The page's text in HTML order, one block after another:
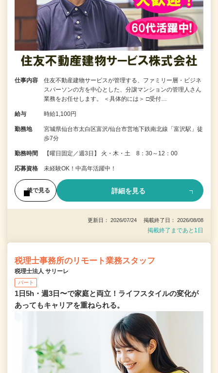
仕事内容
住友不動産建物サービスが管理する、ファミリー層・ビジネ
スパーソンの方を中心とした、分譲マンションの管理人さん
業務をお任せします。 ＜具体的には＞ □受付…
給与 時給1,100円
勤務地
宮城県仙台市太白区富沢/仙台市営地下鉄南北線「富沢駅」徒
歩7分
勤務時間 【曜日固定／週3日】 火・木・土 8：30～12：00
応募資格 未経験OK！中高年活躍中！
後で見る 詳細を見る
更新日： 2026/07/24 掲載終了日： 2026/08/08
掲載終了まであと1日
税理士事務所のリモート業務スタッフ
税理士法人 サリーレ
パート
1日5h・週3日〜で家庭と両立！ライフスタイルの変化が
あってもキャリアを重ねられる。